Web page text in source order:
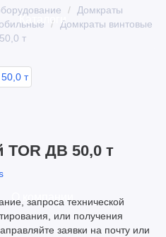
Каталоги
Домкраты
Домкраты винтовые
т
TOR ДВ 50,0 т
запроса технической
или получения
заявки на почту или